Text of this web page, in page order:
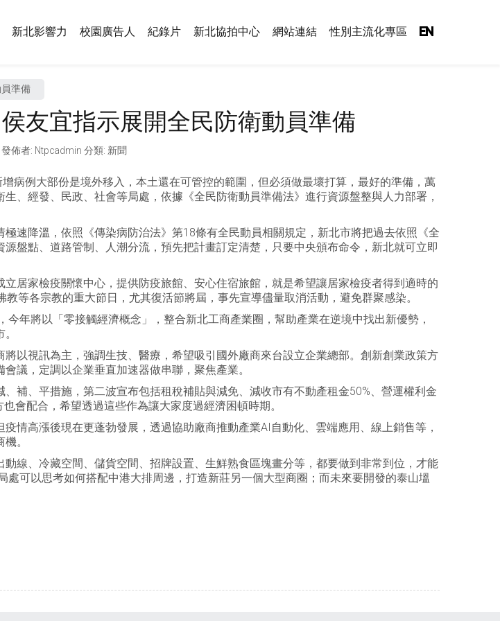
新北影響力 校園廣告人 紀錄片 新北協拍中心 網站連結 性別主流化專區 EN
準備
友宜指示展開全民防衛動員準備
發佈者: Ntpcadmin 分類: 新聞
病例大部份是境外移入，本土還在可管控的範圍，但必須做最壞打算，最好的準備，萬
、經發、民政、社會等局處，依據《全民防衛動員準備法》進行資源盤整與人力部署，
速降溫，依照《傳染病防治法》第18條有全民動員相關規定，新北市將把過去依照《全
盤點、道路管制、人潮分流，預先把計畫訂定清楚，只要中央頒布命令，新北就可立即
居家檢疫關懷中心，提供防疫旅館、安心住宿旅館，就是希望讓居家檢疫者得到適時的
等各宗教的重大節日，尤其復活節將屆，事先宣導儘量取消活動，避免群聚感染。
年將以「零接觸經濟概念」，整合新北工商產業圈，幫助產業在逆境中找出新優勢，
以視訊為主，強調生技、醫療，希望吸引國外廠商來台設立企業總部。創新創業政策方
議，定調以企業垂直加速器做串聯，聚焦產業。
補、平措施，第二波宣布包括租稅補貼與減免、減收市有不動產租金50%、營運權利金
會配合，希望透過這些作為讓大家度過經濟困頓時期。
情高漲後現在更蓬勃發展，透過協助廠商推動產業AI自動化、雲端應用、線上銷售等，
。
線、冷藏空間、儲貨空間、招牌設置、生鮮熟食區塊畫分等，都要做到非常到位，才能
可以思考如何搭配中港大排周邊，打造新莊另一個大型商圈；而未來要開發的泰山塭